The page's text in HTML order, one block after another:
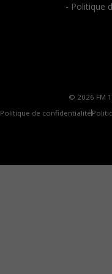
- Politique
© 2026 FM
Politique de confidentialité